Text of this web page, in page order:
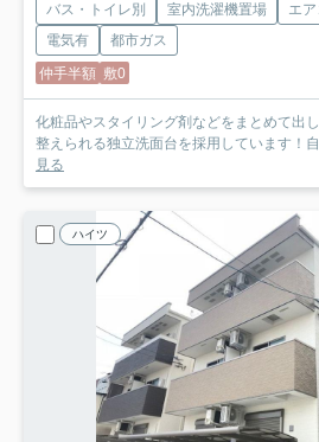
バス・トイレ別 室内洗濯機置場 エ
電気有
都市ガス
仲手半額 敷0
化粧品やスタイリング剤などをまとめて出
整えられる独立洗面台を採用しています！
見る
ハイツ